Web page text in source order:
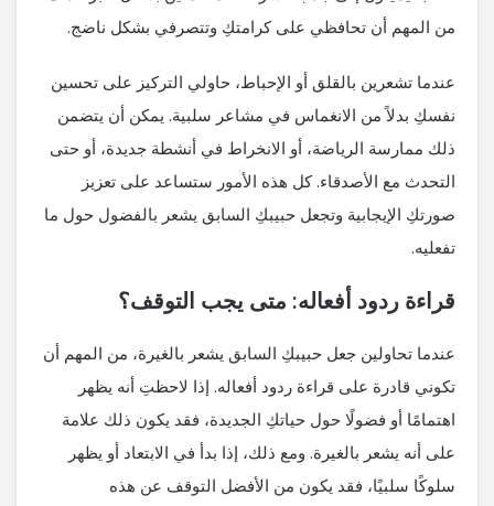
من المهم أن تحافظي على كرامتكِ وتتصرفي بشكل ناضج.
عندما تشعرين بالقلق أو الإحباط، حاولي التركيز على تحسين
نفسكِ بدلاً من الانغماس في مشاعر سلبية. يمكن أن يتضمن
ذلك ممارسة الرياضة، أو الانخراط في أنشطة جديدة، أو حتى
التحدث مع الأصدقاء. كل هذه الأمور ستساعد على تعزيز
صورتكِ الإيجابية وتجعل حبيبكِ السابق يشعر بالفضول حول ما
تفعليه.
قراءة ردود أفعاله: متى يجب التوقف؟
عندما تحاولين جعل حبيبكِ السابق يشعر بالغيرة، من المهم أن
تكوني قادرة على قراءة ردود أفعاله. إذا لاحظتِ أنه يظهر
اهتمامًا أو فضولًا حول حياتكِ الجديدة، فقد يكون ذلك علامة
على أنه يشعر بالغيرة. ومع ذلك، إذا بدأ في الابتعاد أو يظهر
سلوكًا سلبيًا، فقد يكون من الأفضل التوقف عن هذه